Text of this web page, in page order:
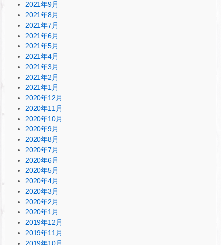
2021年9月
2021年8月
2021年7月
2021年6月
2021年5月
2021年4月
2021年3月
2021年2月
2021年1月
2020年12月
2020年11月
2020年10月
2020年9月
2020年8月
2020年7月
2020年6月
2020年5月
2020年4月
2020年3月
2020年2月
2020年1月
2019年12月
2019年11月
2019年10月